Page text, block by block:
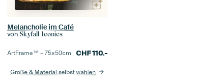
Melancholie im Café
von Skyfall Iconics
ArtFrame™ –75×50cm CHF110.-
Größe & Material selbst wählen